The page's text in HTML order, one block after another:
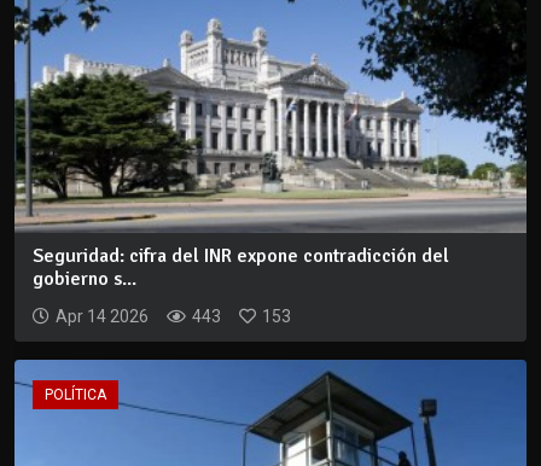
Seguridad: cifra del INR expone contradicción del
gobierno s...
Apr 14 2026 443 153
POLÍTICA